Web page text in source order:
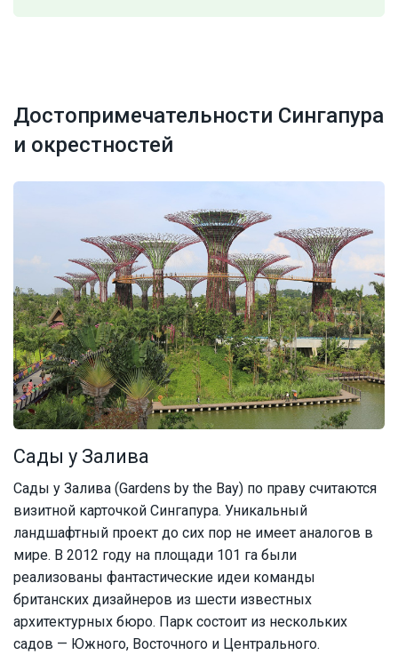
Достопримечательности Сингапура
и окрестностей
Сады у Залива
Сады у Залива (Gardens by the Bay) по праву считаются
визитной карточкой Сингапура. Уникальный
ландшафтный проект до сих пор не имеет аналогов в
мире. В 2012 году на площади 101 га были
реализованы фантастические идеи команды
британских дизайнеров из шести известных
архитектурных бюро. Парк состоит из нескольких
садов — Южного, Восточного и Центрального.